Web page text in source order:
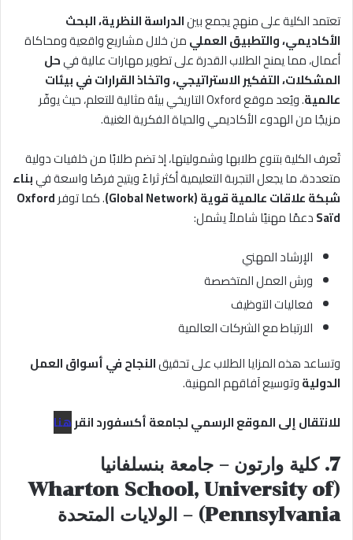
تعتمد الكلية على منهج يجمع بينالدراسة النظرية، البحث
الأكاديمي، والتطبيق العمليمن خلال مشاريع واقعية ومحاكاة
أعمال، مما يمنح الطلاب القدرة على تطوير مهارات عالية فيحل
المشكلات، التفكير الاستراتيجي، واتخاذ القرارات في بيئات
عالمية
. ويُعد موقع Oxford التاريخي بيئة مثالية للتعلم، حيث يوفّر
مزيجًا من الهدوء الأكاديمي والحياة الفكرية الغنية.
تُعرف الكلية بتنوع طلابها وشموليتها، إذ تضم طلابًا من خلفيات دولية
متعددة، ما يجعل التجربة التعليمية أكثر ثراءً ويتيح فرصًا واسعة فيبناء
شبكة علاقات عالمية قوية (Global Network)
. كما توفرOxford
Saïdدعمًا مهنيًا شاملاً يشمل:
الإرشاد المهني
ورش العمل المتخصصة
فعاليات التوظيف
الارتباط مع الشركات العالمية
وتساعد هذه المزايا الطلاب على تحقيقالنجاح في أسواق العمل
الدوليةوتوسيع آفاقهم المهنية.
للانتقال إلى الموقع الرسمي لجامعة أكسفوردانقرهنا
7. كلية وارتون – جامعة بنسلفانيا
(Wharton School, University of
Pennsylvania) – الولايات المتحدة